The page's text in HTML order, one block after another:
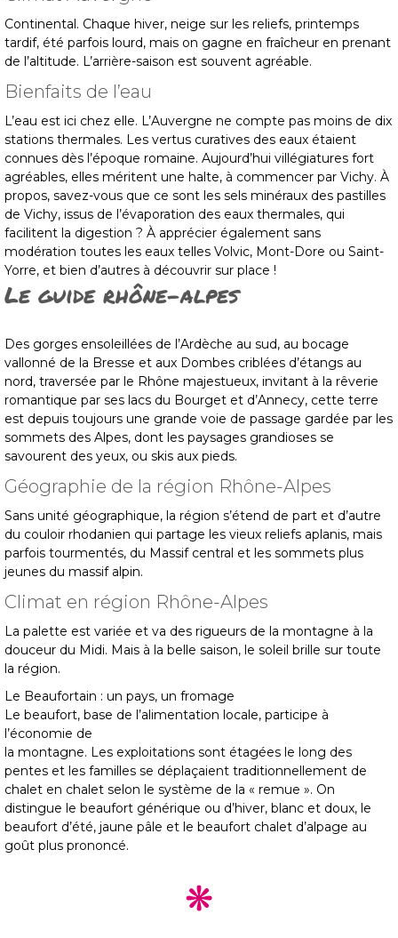
Continental. Chaque hiver, neige sur les reliefs, printemps
tardif, été parfois lourd, mais on gagne en fraîcheur en prenant
de l’altitude. L’arrière-saison est souvent agréable.
Bienfaits de l’eau
L’eau est ici chez elle. L’Auvergne ne compte pas moins de dix
stations thermales. Les vertus curatives des eaux étaient
connues dès l’époque romaine. Aujourd’hui villégiatures fort
agréables, elles méritent une halte, à commencer par Vichy. À
propos, savez-vous que ce sont les sels minéraux des pastilles
de Vichy, issus de l’évaporation des eaux thermales, qui
facilitent la digestion ? À apprécier également sans
modération toutes les eaux telles Volvic, Mont-Dore ou Saint-
Yorre, et bien d’autres à découvrir sur place !
Le guide rhône-alpes
Des gorges ensoleillées de l’Ardèche au sud, au bocage
vallonné de la Bresse et aux Dombes criblées d’étangs au
nord, traversée par le Rhône majestueux, invitant à la rêverie
romantique par ses lacs du Bourget et d’Annecy, cette terre
est depuis toujours une grande voie de passage gardée par les
sommets des Alpes, dont les paysages grandioses se
savourent des yeux, ou skis aux pieds.
Géographie de la région Rhône-Alpes
Sans unité géographique, la région s’étend de part et d’autre
du couloir rhodanien qui partage les vieux reliefs aplanis, mais
parfois tourmentés, du Massif central et les sommets plus
jeunes du massif alpin.
Climat en région Rhône-Alpes
La palette est variée et va des rigueurs de la montagne à la
douceur du Midi. Mais à la belle saison, le soleil brille sur toute
la région.
Le Beaufortain : un pays, un fromage
Le beaufort, base de l’alimentation locale, participe à
l’économie de
la montagne. Les exploitations sont étagées le long des
pentes et les familles se déplaçaient traditionnellement de
chalet en chalet selon le système de la « remue ». On
distingue le beaufort générique ou d’hiver, blanc et doux, le
beaufort d’été, jaune pâle et le beaufort chalet d’alpage au
goût plus prononcé.